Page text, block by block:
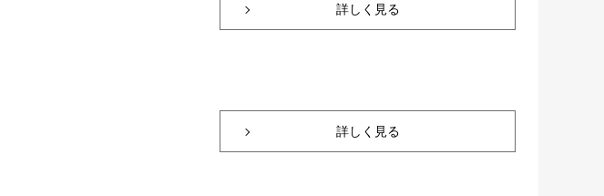
詳しく見る
詳しく見る